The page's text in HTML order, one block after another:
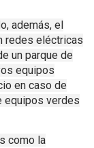
además, el
redes eléctricas
un parque de
equipos
en caso de
equipos verdes
como la